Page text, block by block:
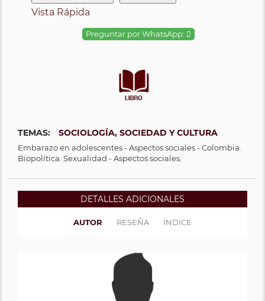
Vista Rápida
Preguntar por WhatsApp:
TEMAS: SOCIOLOGÍA, SOCIEDAD Y CULTURA
Embarazo en adolescentes - Aspectos sociales - Colombia.
Biopolítica. Sexualidad - Aspectos sociales.
DETALLES ADICIONALES
AUTOR RESEÑA ÍNDICE